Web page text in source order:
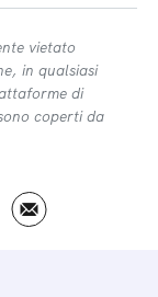
vietato
in qualsiasi
di
coperti da